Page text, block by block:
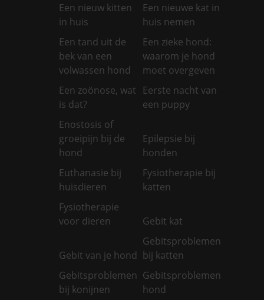
Een nieuw kitten
in huis
Een nieuwe kat in
huis nemen
Een tand uit de
bek van een
volwassen hond
Een zieke hond:
waarom je hond
moet overgeven
Een zoönose, wat
is dat?
Eerste nacht van
een puppy
Enostosis of
groeipijn bij de
hond
Epilepsie bij
honden
Euthanasie bij
huisdieren
Fysiotherapie bij
katten
Fysiotherapie
voor dieren
Gebit kat
Gebit van je hond
Gebitsproblemen
bij katten
Gebitsproblemen
bij konijnen
Gebitsproblemen
hond